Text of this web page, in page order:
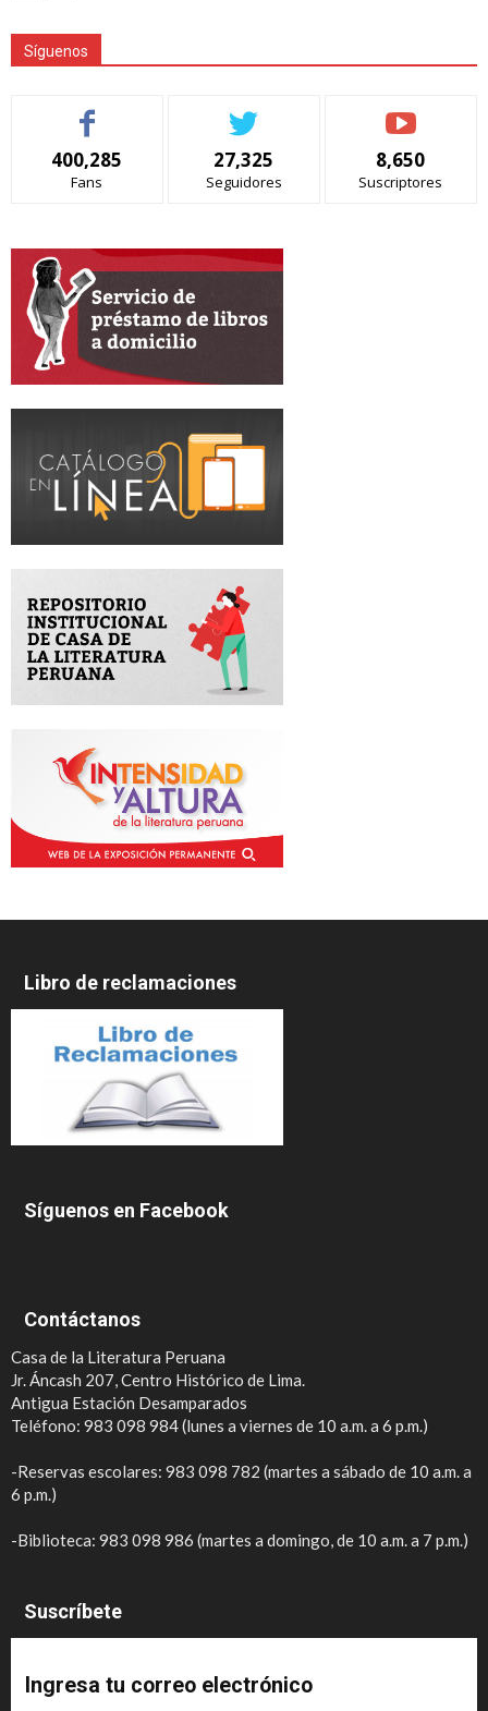
Síguenos
400,285
Fans
27,325
Seguidores
8,650
Suscriptores
Libro de reclamaciones
Síguenos en Facebook
Contáctanos
Casa de la Literatura Peruana
Jr. Áncash 207, Centro Histórico de Lima.
Antigua Estación Desamparados
Teléfono: 983 098 984 (lunes a viernes de 10 a.m. a 6 p.m.)
-Reservas escolares: 983 098 782 (martes a sábado de 10 a.m. a
6 p.m.)
-Biblioteca: 983 098 986 (martes a domingo, de 10 a.m. a 7 p.m.)
Suscríbete
Ingresa tu correo electrónico